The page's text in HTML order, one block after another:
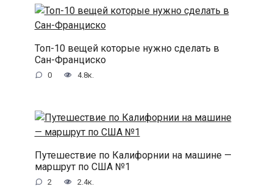
Топ-10 вещей которые нужно сделать в
Сан-Франциско
0 4.8к.
Путешествие по Калифорнии на машине —
маршрут по США №1
2 2.4к.